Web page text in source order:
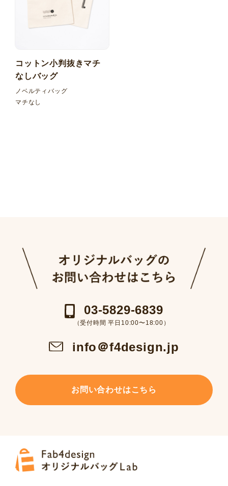
コットン小判抜きマチ
なしバッグ
ノベルティバッグ
マチなし
03-5829-6839
（受付時間 平日10:00〜18:00）
info＠f4design.jp
お問い合わせはこちら